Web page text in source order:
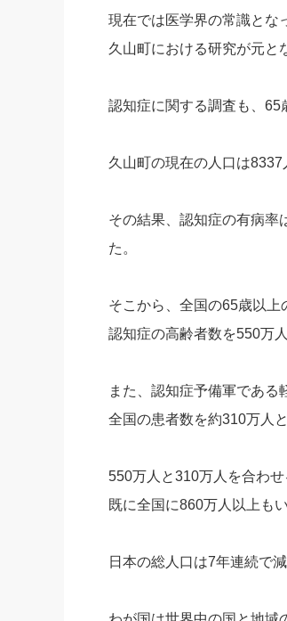
現在では医学界の常識とな
久山町における研究が元と
認知症に関する調査も、65
久山町の現在の人口は
その結果、認知症の有病率
た。
そこから、全国の65歳以上
認知症の高齢者数を550万
また、認知症予備軍である
全国の患者数を約310万人
550万人と310万人を合わ
既に全国に860万人以上も
日本の総人口は7年連続で